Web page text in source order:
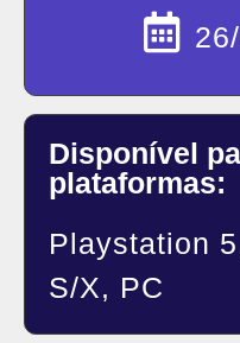
Disponível
plataformas:
Playstation
S/X, PC